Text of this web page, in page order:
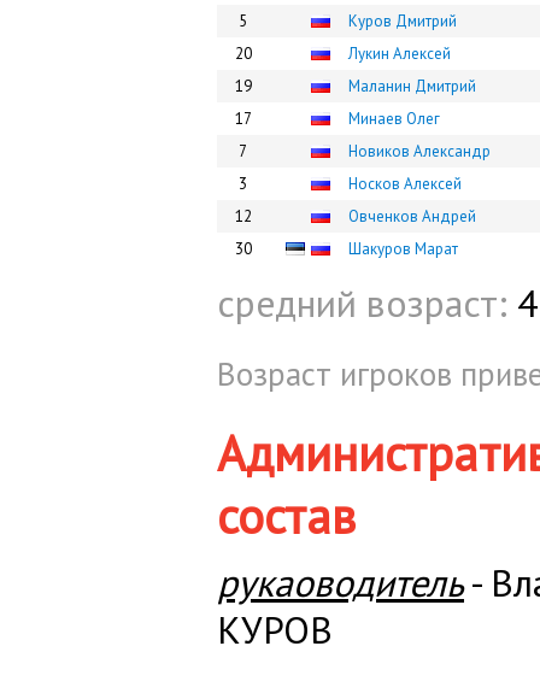
5
Куров Дмитрий
20
Лукин Алексей
19
Маланин Дмитрий
17
Минаев Олег
7
Новиков Александр
3
Носков Алексей
12
Овченков Андрей
30
Шакуров Марат
средний возраст:
Возраст игроков
состав
рукаоводитель-
КУРОВ